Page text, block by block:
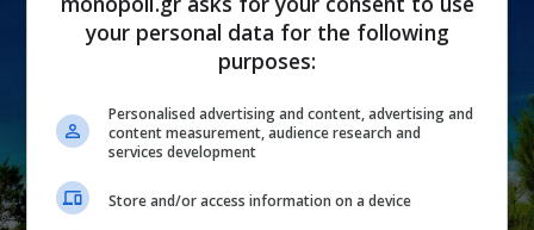
your personal data for the following
purposes:
Personalised advertising and content, advertising and
content measurement, audience research and
services development
Store and/or access information on a device